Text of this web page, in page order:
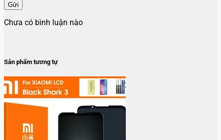
Gửi
Chưa có bình luận nào
Sản phẩm tương tự